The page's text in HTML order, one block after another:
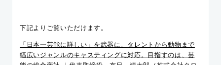
下記よりご覧いただけます。
「日本一芸能に詳しい」を武器に、タレントから動物まで
幅広いジャンルのキャスティングに対応。目指すのは、芸